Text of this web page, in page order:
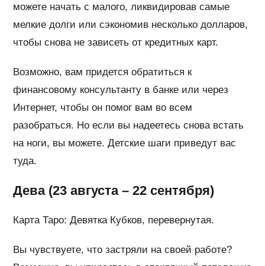
можете начать с малого, ликвидировав самые
мелкие долги или сэкономив несколько долларов,
чтобы снова не зависеть от кредитных карт.
Возможно, вам придется обратиться к
финансовому консультанту в банке или через
Интернет, чтобы он помог вам во всем
разобраться. Но если вы надеетесь снова встать
на ноги, вы можете. Детские шаги приведут вас
туда.
Дева (23 августа – 22 сентября)
Карта Таро: Девятка Кубков, перевернутая.
Вы чувствуете, что застряли на своей работе?